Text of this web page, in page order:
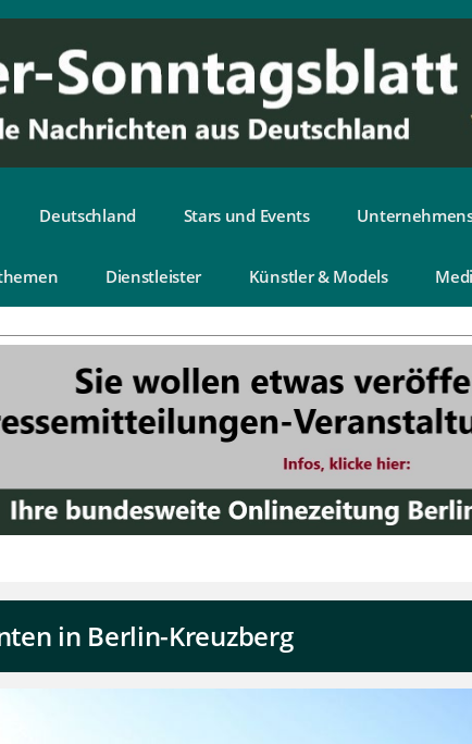
Deutschland Stars und Events
Dienstleister Künstler & Models
in Berlin-Kreuzberg